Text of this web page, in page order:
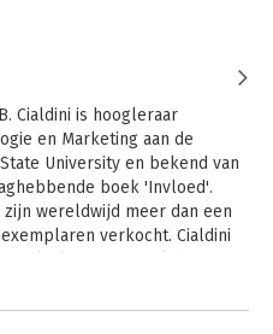
Cialdini is hoogleraar
en Marketing aan de
University en bekend van
boek 'Invloed'.
zijn wereldwijd meer dan een
verkocht. Cialdini
Robert